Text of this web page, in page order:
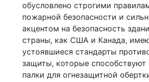
обусловлено строгими
пожарной безопасности и
акцентом на безопасность
страны, как США и Канада,
устоявшиеся стандарты
защиты, которые способствуют
палки для огнезащитной